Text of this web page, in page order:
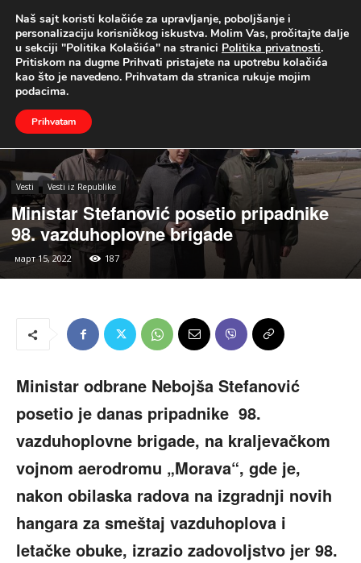
UŽIVO
Naslovna Vesti Vesti iz Republike
Vesti Vesti iz Republike
Ministar Stefanović posetio pripadnike
98. vazduhoplovne brigade
март 15, 2022 187
Ministar odbrane Nebojša Stefanović
posetio je danas pripadnike 98.
vazduhoplovne brigade, na kraljevačkom
vojnom aerodromu „Morava“, gde je,
nakon obilaska radova na izgradnji novih
hangara za smeštaj vazduhoplova i
letačke obuke, izrazio zadovoljstvo jer 98.
Naš sajt koristi kolačiće za upravljanje, poboljšanje i
personalizaciju korisničkog iskustva. Molim Vas, pročitajte dalje
u sekciji "Politika Kolačića" na stranici Politika privatnosti.
Pritiskom na dugme Prihvati pristajete na upotrebu kolačića
kao što je navedeno. Prihvatam da stranica rukuje mojim
podacima.
Prihvatam